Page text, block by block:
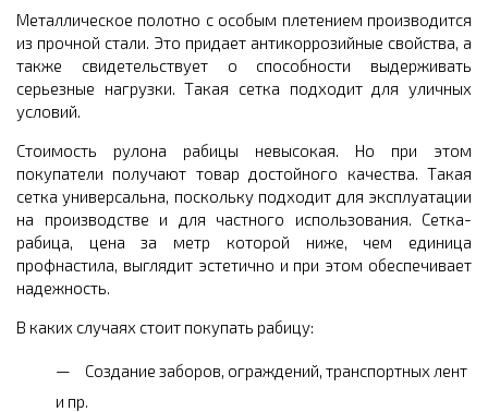
Металлическое полотно с особым плетением производится
из прочной стали. Это придает антикоррозийные свойства, а
также свидетельствует о способности выдерживать
серьезные нагрузки. Такая сетка подходит для уличных
условий.
Стоимость рулона рабицы невысокая. Но при этом
покупатели получают товар достойного качества. Такая
сетка универсальна, поскольку подходит для эксплуатации
на производстве и для частного использования. Сетка-
рабица, цена за метр которой ниже, чем единица
профнастила, выглядит эстетично и при этом обеспечивает
надежность.
В каких случаях стоит покупать рабицу:
Создание заборов, ограждений, транспортных лент
и пр.